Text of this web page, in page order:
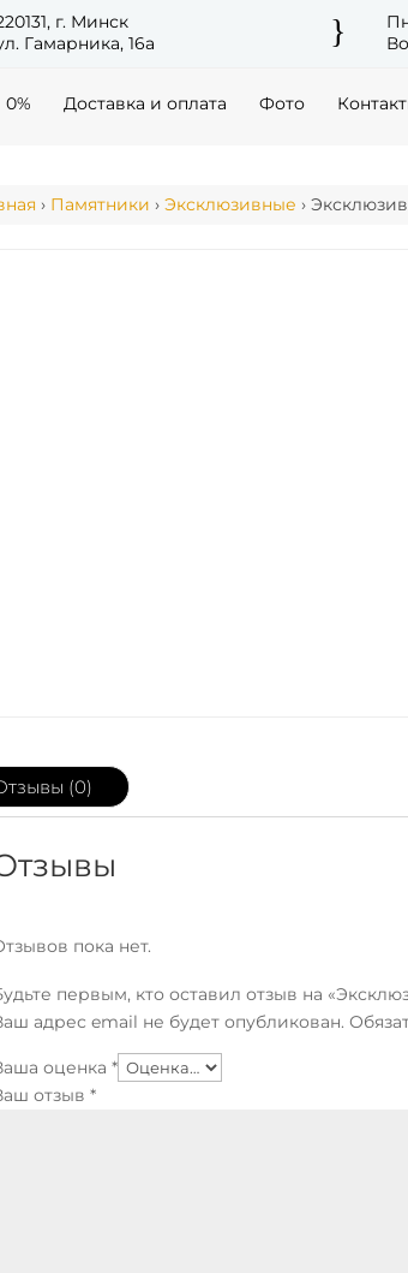
г. Минск
Гамарника, 16а
}
0% Доставка и оплата Фото
› Памятники ›Эксклюзивные ›
(0)
пока нет.
первым, кто оставил отзыв на
адрес email не будет опубликован.
оценка*
отзыв*